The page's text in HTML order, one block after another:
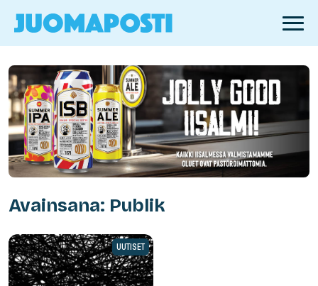
Avainsana: Publik
UUTISET